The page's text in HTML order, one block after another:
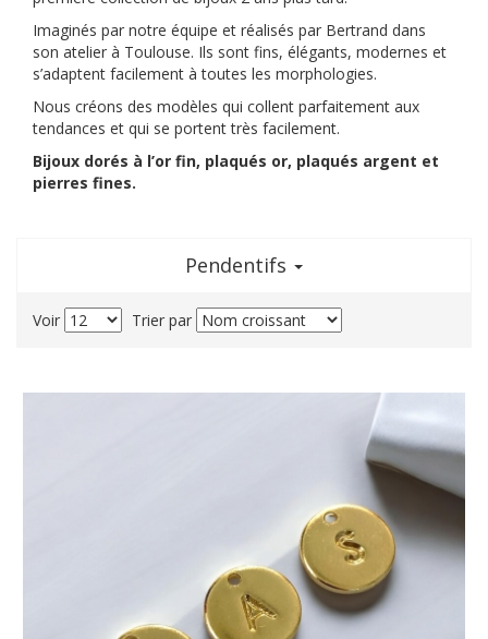
Imaginés par notre équipe et réalisés par Bertrand dans
son atelier à Toulouse. Ils sont fins, élégants, modernes et
s’adaptent facilement à toutes les morphologies.
Nous créons des modèles qui collent parfaitement aux
tendances et qui se portent très facilement.
Bijoux dorés à l’or fin, plaqués or, plaqués argent et
pierres fines.
Pendentifs
Voir Trier par